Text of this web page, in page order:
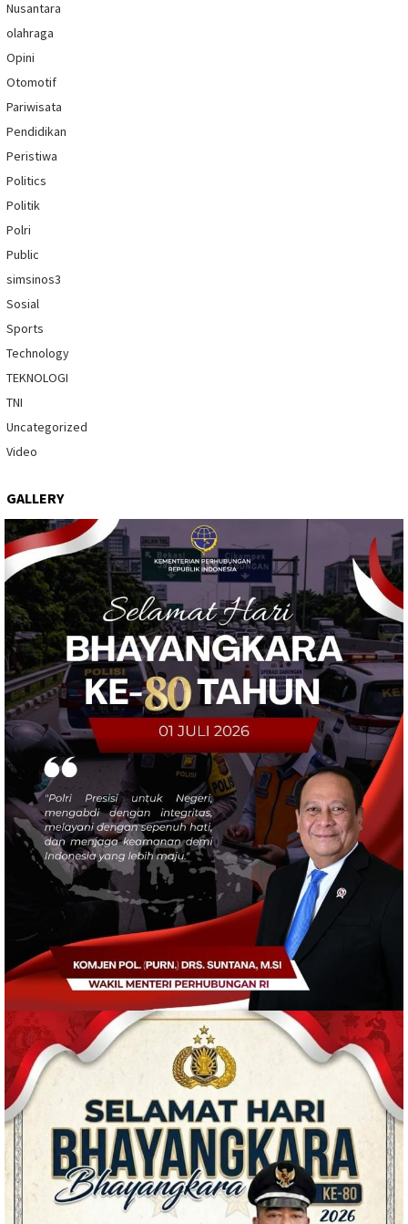
Nusantara
olahraga
Opini
Otomotif
Pariwisata
Pendidikan
Peristiwa
Politics
Politik
Polri
Public
simsinos3
Sosial
Sports
Technology
TEKNOLOGI
TNI
Uncategorized
Video
GALLERY